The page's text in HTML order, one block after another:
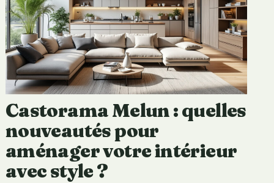
Castorama Melun : quelles
nouveautés pour
aménager votre intérieur
avec style ?